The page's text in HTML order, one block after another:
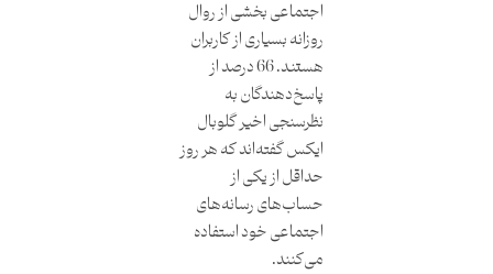
اجتماعی بخشی از روال
روزانه بسیاری از کاربران
هستند. 66 درصد از
پاسخ‌دهندگان به
نظرسنجی اخیر گلوبال
ایکس گفته‌اند که هر روز
حداقل از یکی از
حساب‌های رسانه‌های
اجتماعی خود استفاده
می‌کنند.